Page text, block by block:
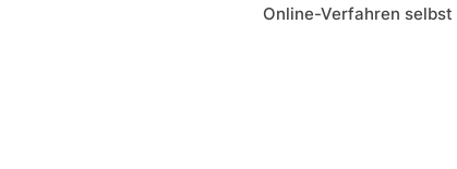
Online-Verfahren